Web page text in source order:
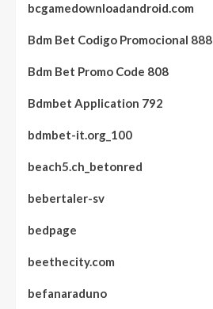
bcgamedownloadandroid.com
Bdm Bet Codigo Promocional 888
Bdm Bet Promo Code 808
Bdmbet Application 792
bdmbet-it.org_100
beach5.ch_betonred
bebertaler-sv
bedpage
beethecity.com
befanaraduno